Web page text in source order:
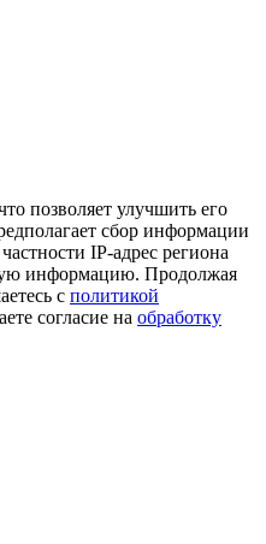
позволяет улучшить его
сбор информации
IP-адрес региона
информацию. Продолжая
с политикой
согласие на обработку